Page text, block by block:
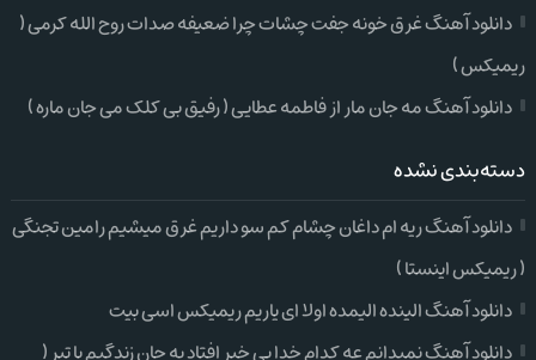
دانلود آهنگ غرق خونه جفت چشات چرا ضعیفه صدات روح الله کرمی (
ریمیکس )
دانلود آهنگ مه جان مار از فاطمه عطایی ( رفیق بی کلک می جان ماره )
دسته‌بندی نشده
دانلود آهنگ ریه ام داغان چشام کم سو داریم غرق میشیم رامین تجنگی
( ریمیکس اینستا )
دانلود آهنگ الینده الیمده اولا ای یاریم ریمیکس اسی بیت
دانلود آهنگ نمیدانم عه کدام خدا بی خبر افتاد به جان زندگیم با تبر (